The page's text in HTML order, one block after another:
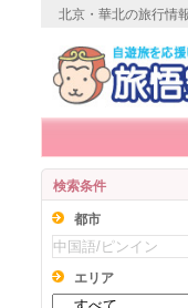
北京・華北の旅行情
検索条件
都市
エリア